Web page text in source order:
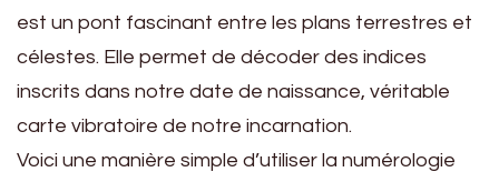
est un pont fascinant entre les plans terrestres et
célestes. Elle permet de décoder des indices
inscrits dans notre date de naissance, véritable
carte vibratoire de notre incarnation.
Voici une manière simple d’utiliser la numérologie